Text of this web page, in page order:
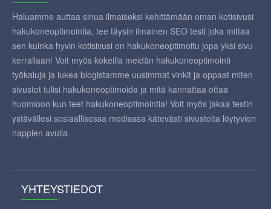
Haluamme auttaa sinua ilmaiseksi kehittämään oman kotisivusi
hakukoneoptimointia, tee täysin ilmainen SEO testi joka mittaa
sen kuinka hyvin kotisivusi on hakukoneoptimoitu jopa yksi sivu
kerrallaan! Voit myös kokeilla meidän hakukoneoptimointi
työkaluja ja lukea blogistamme uusimmat vinkit ja oppaat miten
sivustot tulisi hakukoneoptimoida ja mitä kannattaa ottaa
huomioon kun teet hakukoneoptimointia! Voit myös jakaa testin
ystävällesi sosiaallisessa mediassa kätevästi sivustolta löytyvien
nappien avulla.
YHTEYSTIEDOT